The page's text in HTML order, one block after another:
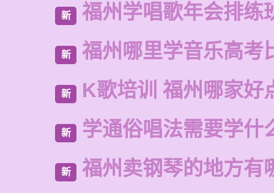
新 福州学唱歌年会排练
新 福州哪里学音乐高考
新 K歌培训 福州哪家好
新 学通俗唱法需要学什
新 福州卖钢琴的地方有